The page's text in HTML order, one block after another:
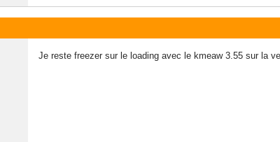
Je reste freezer sur le loading avec le kmeaw 3.55 sur la